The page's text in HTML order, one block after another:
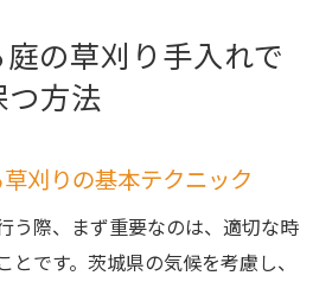
の草刈り手入れで
方法
刈りの基本テクニック
う際、まず重要なのは、適切な時
です。茨城県の気候を考慮し、